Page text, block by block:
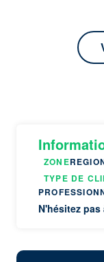
ZONE
TYPE DE
N'hésitez